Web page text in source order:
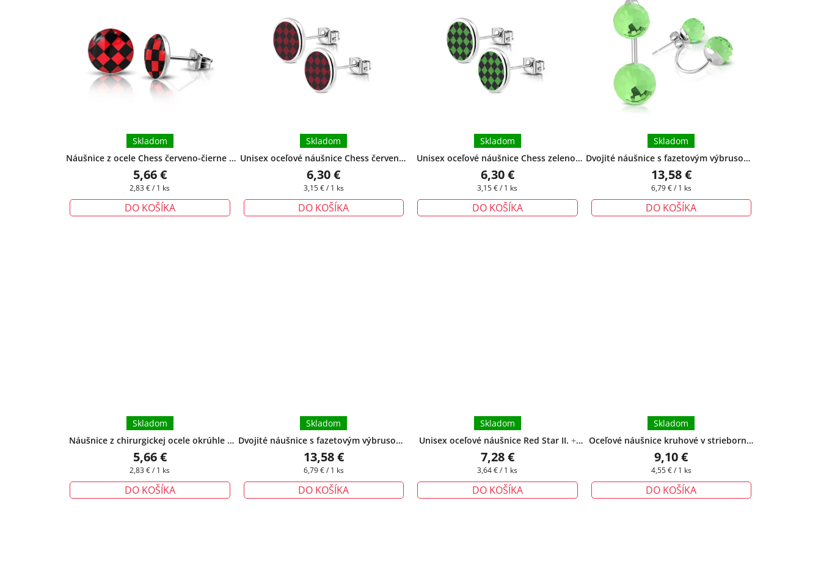
Náušnice z ocele Chess červeno-čierne +
darčeková krabička zadarmo
Skladom
5,66 €
Jednotková
cena:
2,83 € / 1 ks
DO KOŠÍKA
Unisex oceľové náušnice Chess červeno-
+ darčeková krabička zadarmo
Skladom
6,30 €
Jednotková
cena:
3,15 € / 1 ks
DO KOŠÍKA
Unisex oceľové náušnice Chess zeleno-
+ darčeková krabička zadarmo
Skladom
6,30 €
Jednotková
cena:
3,15 € / 1 ks
DO KOŠÍKA
Dvojité náušnice s fazetovým výbrusom -
bledozelené
Skladom
13,58 €
Jednotková
cena:
6,79 € / 1 ks
DO KOŠÍKA
Náušnice z chirurgickej ocele okrúhle -
+ darčeková krabička zadarmo
Skladom
5,66 €
Jednotková
2,83 € / 1 ks
DO KOŠÍKA
Dvojité náušnice s fazetovým výbrusom -
+ darčeková krabička zadarmo
Skladom
13,58 €
Jednotková
6,79 € / 1 ks
DO KOŠÍKA
Unisex oceľové náušnice Red Star II. +
darčeková krabička zadarmo
Skladom
7,28 €
Jednotková
3,64 € / 1 ks
DO KOŠÍKA
Oceľové náušnice kruhové v striebornej
farbe - Sonia+ darčeková krabička
zadarmo
Skladom
9,10 €
Jednotková
4,55 € / 1 ks
DO KOŠÍKA